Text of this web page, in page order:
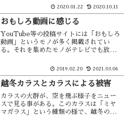
は、ネズミは大黒様の使いとされてい
がありそうな・・・
2020.01.22 2020.10.11
おもしろ動画に感じる
YouTube等の投稿サイトには「おもしろ
動画」というモノが多く掲載されてい
る。それを集めたモノがテレビでも放送
物であれ、ハプニングは誰にでも起こり
の迷惑になる物もある。
2019.02.20 2021.03.06
越冬カラスとカラスによる被害
カラスの大群が、空を飛ぶ様子をニュー
スで見る事がある。このカラスは「ミヤ
マガラス」という種類の様で、越冬のた